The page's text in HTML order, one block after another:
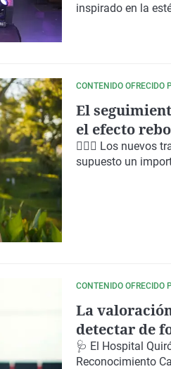
inspirado en la
CONTENIDO OFRECIDO
El
el efecto
para
👨🏻‍⚕️ Los nuevos
supuesto un
CONTENIDO OFRECIDO
La
detectar de
adaptar la
🩺 El Hospital
Reconocimiento